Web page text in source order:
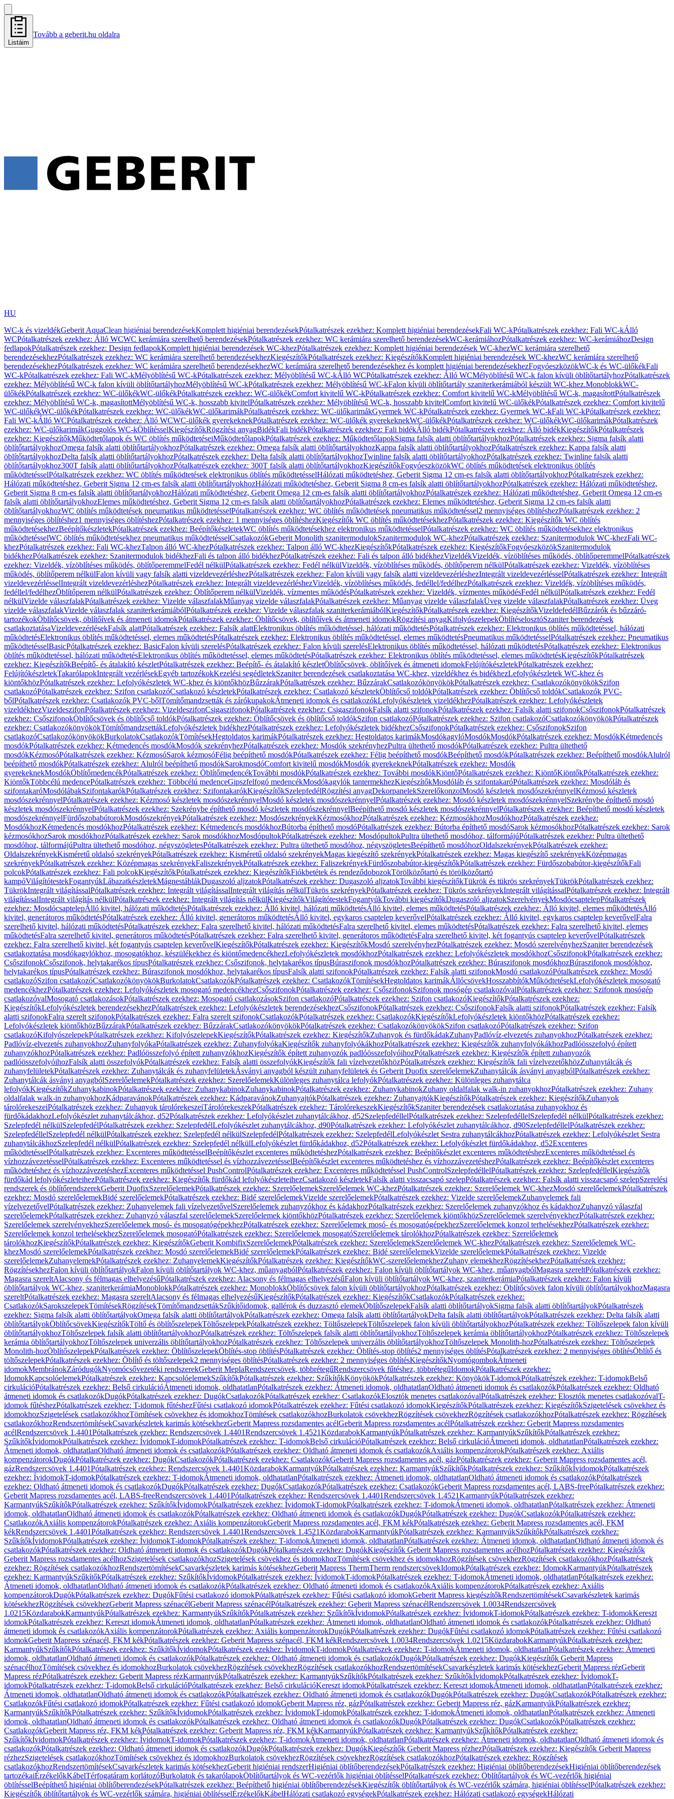
Listáim
Tovább a geberit.hu oldalra
HU
WC-k és vizeldékGeberit AquaClean higiéniai berendezésekKomplett higiéniai berendezésekPótalkatrészek ezekhez: Komplett higiéniai berendezésekFali WC-kPótalkatrészek ezekhez: Fali WC-kÁlló
WCPótalkatrészek ezekhez: Álló WCWC kerámiára szerelhető berendezésekPótalkatrészek ezekhez: WC kerámiára szerelhető berendezésekWC-kerámiáhozPótalkatrészek ezekhez: WC-kerámiáhozDesign
fedlapokPótalkatrészek ezekhez: Design fedlapokKomplett higiéniai berendezések WC-khezPótalkatrészek ezekhez: Komplett higiéniai berendezések WC-khezWC kerámiára szerelhető
berendezésekhezPótalkatrészek ezekhez: WC kerámiára szerelhető berendezésekhezKiegészítőkPótalkatrészek ezekhez: KiegészítőkKomplett higiéniai berendezések WC-khezWC kerámiára szerelhető
berendezésekhezPótalkatrészek ezekhez: WC kerámiára szerelhető berendezésekhezWC kerámiára szerelhető berendezésekhez és komplett higiéniai berendezésekhezFogyóeszközökWC-k és WC-ülőkékFali
WC-kPótalkatrészek ezekhez: Fali WC-kMélyöblítésű WC-kPótalkatrészek ezekhez: Mélyöblítésű WC-kÁlló WCPótalkatrészek ezekhez: Álló WCMélyöblítésű WC-k falon kívüli öblítőtartályhozPótalkatrészek
ezekhez: Mélyöblítésű WC-k falon kívüli öblítőtartályhozMélyöblítésű WC-kPótalkatrészek ezekhez: Mélyöblítésű WC-kFalon kívüli öblítőtartály szaniterkerámiából készült WC-khez.MonoblokkWC-
ülőkékPótalkatrészek ezekhez: WC-ülőkékWC-ülőkékPótalkatrészek ezekhez: WC-ülőkékComfort kivitelű WC-kPótalkatrészek ezekhez: Comfort kivitelű WC-kMélyöblítésű WC-k, magasítottPótalkatrészek
ezekhez: Mélyöblítésű WC-k, magasítottMélyöblítésű WC-k, hosszabb kivitelPótalkatrészek ezekhez: Mélyöblítésű WC-k, hosszabb kivitelComfort kivitelű WC-ülőkékPótalkatrészek ezekhez: Comfort kivitelű
WC-ülőkékWC-ülőkékPótalkatrészek ezekhez: WC-ülőkékWC-ülőkarimákPótalkatrészek ezekhez: WC-ülőkarimákGyermek WC-kPótalkatrészek ezekhez: Gyermek WC-kFali WC-kPótalkatrészek ezekhez:
Fali WC-kÁlló WCPótalkatrészek ezekhez: Álló WCWC-ülőkék gyerekeknekPótalkatrészek ezekhez: WC-ülőkék gyerekeknekWC-ülőkékPótalkatrészek ezekhez: WC-ülőkékWC-ülőkarimákPótalkatrészek
ezekhez: WC-ülőkarimákGuggolós WC-kÖblítésselKiegészítőkRögzítési anyagBidékFali bidékPótalkatrészek ezekhez: Fali bidékÁlló bidékPótalkatrészek ezekhez: Álló bidékKiegészítőkPótalkatrészek
ezekhez: KiegészítőkMűködtetőlapok és WC öblítés működtetéseiMűködtetőlapokPótalkatrészek ezekhez: MűködtetőlapokSigma falsík alatti öblítőtartályokhozPótalkatrészek ezekhez: Sigma falsík alatti
öblítőtartályokhozOmega falsík alatti öblítőtartályokhozPótalkatrészek ezekhez: Omega falsík alatti öblítőtartályokhozKappa falsík alatti öblítőtartályokhozPótalkatrészek ezekhez: Kappa falsík alatti
öblítőtartályokhozDelta falsík alatti öblítőtartályokhozPótalkatrészek ezekhez: Delta falsík alatti öblítőtartályokhozTwinline falsík alatti öblítőtartályokhozPótalkatrészek ezekhez: Twinline falsík alatti
öblítőtartályokhoz300T falsík alatti öblítőtartályokhozPótalkatrészek ezekhez: 300T falsík alatti öblítőtartályokhozKiegészítőkFogyóeszközökWC öblítés működtetések elektronikus öblítés
működtetésselPótalkatrészek ezekhez: WC öblítés működtetések elektronikus öblítés működtetésselHálózati működtetéshez, Geberit Sigma 12 cm-es falsík alatti öblítőtartályokhozPótalkatrészek ezekhez:
Hálózati működtetéshez, Geberit Sigma 12 cm-es falsík alatti öblítőtartályokhozHálózati működtetéshez, Geberit Sigma 8 cm-es falsík alatti öblítőtartályokhozPótalkatrészek ezekhez: Hálózati működtetéshez,
Geberit Sigma 8 cm-es falsík alatti öblítőtartályokhozHálózati működtetéshez, Geberit Omega 12 cm-es falsík alatti öblítőtartályokhozPótalkatrészek ezekhez: Hálózati működtetéshez, Geberit Omega 12 cm-es
falsík alatti öblítőtartályokhozElemes működtetéshez, Geberit Sigma 12 cm-es falsík alatti öblítőtartályokhozPótalkatrészek ezekhez: Elemes működtetéshez, Geberit Sigma 12 cm-es falsík alatti
öblítőtartályokhozWC öblítés működtetések pneumatikus működtetésselPótalkatrészek ezekhez: WC öblítés működtetések pneumatikus működtetéssel2 mennyiséges öblítéshezPótalkatrészek ezekhez: 2
mennyiséges öblítéshez1 mennyiséges öblítéshezPótalkatrészek ezekhez: 1 mennyiséges öblítéshezKiegészítők WC öblítés működtetésekhezPótalkatrészek ezekhez: Kiegészítők WC öblítés
működtetésekhezBeépítőkészletekPótalkatrészek ezekhez: BeépítőkészletekWC öblítés működtetésekhez elektronikus működtetésselPótalkatrészek ezekhez: WC öblítés működtetésekhez elektronikus
működtetésselWC öblítés működtetésekhez pneumatikus működtetésselCsatlakozókGeberit Monolith szanitermodulokSzanitermodulok WC-khezPótalkatrészek ezekhez: Szanitermodulok WC-khezFali WC-
khezPótalkatrészek ezekhez: Fali WC-khezTalpon álló WC-khezPótalkatrészek ezekhez: Talpon álló WC-khezKiegészítőkPótalkatrészek ezekhez: KiegészítőkFogyóeszközökSzanitermodulok
bidékhezPótalkatrészek ezekhez: Szanitermodulok bidékhezFali és talpon álló bidékhezPótalkatrészek ezekhez: Fali és talpon álló bidékhezVizeldékVizeldék, vízöblítéses működés, öblítőperemmelPótalkatrészek
ezekhez: Vizeldék, vízöblítéses működés, öblítőperemmelFedél nélkülPótalkatrészek ezekhez: Fedél nélkülVizeldék, vízöblítéses működés, öblítőperem nélkülPótalkatrészek ezekhez: Vizeldék, vízöblítéses
működés, öblítőperem nélkülFalon kívüli vagy falsík alatti vizeldevezérléshezPótalkatrészek ezekhez: Falon kívüli vagy falsík alatti vizeldevezérléshezIntegrált vizeldevezérlésselPótalkatrészek ezekhez: Integrált
vizeldevezérlésselIntegrált vizeldevezérléshezPótalkatrészek ezekhez: Integrált vizeldevezérléshezVizeldék, vízöblítéses működés, fedéllel/fedélhezPótalkatrészek ezekhez: Vizeldék, vízöblítéses működés,
fedéllel/fedélhezÖblítőperem nélkülPótalkatrészek ezekhez: Öblítőperem nélkülVizeldék, vízmentes működésPótalkatrészek ezekhez: Vizeldék, vízmentes működésFedél nélkülPótalkatrészek ezekhez: Fedél
nélkülVizelde válaszfalakPótalkatrészek ezekhez: Vizelde válaszfalakMűanyag vizelde válaszfalakPótalkatrészek ezekhez: Műanyag vizelde válaszfalakÜveg vizelde válaszfalakPótalkatrészek ezekhez: Üveg
vizelde válaszfalakVizelde válaszfalak szaniterkerámiábólPótalkatrészek ezekhez: Vizelde válaszfalak szaniterkerámiábólKiegészítőkPótalkatrészek ezekhez: KiegészítőkVizeldefedélBűzzárók és bűzzáró-
tartozékokÖblítőcsövek, öblítőívek és átmeneti idomokPótalkatrészek ezekhez: Öblítőcsövek, öblítőívek és átmeneti idomokRögzítési anyagKifolyószelepekÖblítéselosztóSzaniter berendezések
csatlakoztatásaVizeldevezérlésekFalsík alattPótalkatrészek ezekhez: Falsík alattElektronikus öblítés működtetéssel, hálózati működtetésPótalkatrészek ezekhez: Elektronikus öblítés működtetéssel, hálózati
működtetésElektronikus öblítés működtetéssel, elemes működtetésPótalkatrészek ezekhez: Elektronikus öblítés működtetéssel, elemes működtetésPneumatikus működtetésselPótalkatrészek ezekhez: Pneumatikus
működtetésselBasicPótalkatrészek ezekhez: BasicFalon kívüli szerelésPótalkatrészek ezekhez: Falon kívüli szerelésElektronikus öblítés működtetéssel, hálózati működtetésPótalkatrészek ezekhez: Elektronikus
öblítés működtetéssel, hálózati működtetésElektronikus öblítés működtetéssel, elemes működtetésPótalkatrészek ezekhez: Elektronikus öblítés működtetéssel, elemes működtetésKiegészítőkPótalkatrészek
ezekhez: KiegészítőkBeépítő- és átalakító készletPótalkatrészek ezekhez: Beépítő- és átalakító készletÖblítőcsövek, öblítőívek és átmeneti idomokFelújítókészletekPótalkatrészek ezekhez:
FelújítókészletekTakarólapokIntegrált vezérlésekEgyéb tartozékokKezelési segédletekSzaniter berendezések csatlakoztatása WC-khez, vizeldékhez és bidékhezLefolyókészletek WC-khez és
kiöntőkhözPótalkatrészek ezekhez: Lefolyókészletek WC-khez és kiöntőkhözBűzzárakPótalkatrészek ezekhez: BűzzárakCsatlakozókönyökökPótalkatrészek ezekhez: CsatlakozókönyökökSzifon
csatlakozóPótalkatrészek ezekhez: Szifon csatlakozóCsatlakozó készletekPótalkatrészek ezekhez: Csatlakozó készletekÖblítőcső toldókPótalkatrészek ezekhez: Öblítőcső toldókCsatlakozók PVC-
bőlPótalkatrészek ezekhez: Csatlakozók PVC-bőlTömítőmandzsetták és zárókupakokÁtmeneti idomok és csatlakozókLefolyókészletek vizeldékhezPótalkatrészek ezekhez: Lefolyókészletek
vizeldékhezVizeldeszifonPótalkatrészek ezekhez: VizeldeszifonCsigaszifonokPótalkatrészek ezekhez: CsigaszifonokFalsík alatti szifonokPótalkatrészek ezekhez: Falsík alatti szifonokCsőszifonokPótalkatrészek
ezekhez: CsőszifonokÖblítőcsövek és öblítőcső toldókPótalkatrészek ezekhez: Öblítőcsövek és öblítőcső toldókSzifon csatlakozóPótalkatrészek ezekhez: Szifon csatlakozóCsatlakozókönyökökPótalkatrészek
ezekhez: CsatlakozókönyökökTömítőmandzsettákLefolyókészletek bidékhezPótalkatrészek ezekhez: Lefolyókészletek bidékhezCsőszifonokPótalkatrészek ezekhez: CsőszifonokSzifon
csatlakozóCsatlakozókönyökökBurkolatokCsatlakozókTömítésekHegtoldatos karimákPótalkatrészek ezekhez: Hegtoldatos karimákMosdókagylóMosdókMosdókPótalkatrészek ezekhez: MosdókKétmedencés
mosdókPótalkatrészek ezekhez: Kétmedencés mosdókMosdók szekrényhezPótalkatrészek ezekhez: Mosdók szekrényhezPultra ültethető mosdókPótalkatrészek ezekhez: Pultra ültethető
mosdókKézmosóPótalkatrészek ezekhez: KézmosóSarok kézmosóFélig beépíthető mosdókPótalkatrészek ezekhez: Félig beépíthető mosdókBeépíthető mosdókPótalkatrészek ezekhez: Beépíthető mosdókAlulról
beépíthető mosdókPótalkatrészek ezekhez: Alulról beépíthető mosdókSarokmosdóComfort kivitelű mosdókMosdók gyerekeknekPótalkatrészek ezekhez: Mosdók
gyerekeknekMosdókÖblítőmedencékPótalkatrészek ezekhez: ÖblítőmedencékTovábbi mosdókPótalkatrészek ezekhez: További mosdókKiöntőPótalkatrészek ezekhez: KiöntőKiöntőkPótalkatrészek ezekhez:
KiöntőkTöbbcélú medencePótalkatrészek ezekhez: Többcélú medenceGipszfelfogó medencékMosdókagylók tantermekhezKiegészítőkMosdóláb és szifontakaróPótalkatrészek ezekhez: Mosdóláb és
szifontakaróMosdólábakSzifontakarókPótalkatrészek ezekhez: SzifontakarókKiegészítőkSzelepfedélRögzítési anyagDekorpanelekSzerelőkonzolMosdó készletek mosdószekrénnyelKézmosó készletek
mosdószekrénnyelPótalkatrészek ezekhez: Kézmosó készletek mosdószekrénnyelMosdó készletek mosdószekrénnyelPótalkatrészek ezekhez: Mosdó készletek mosdószekrénnyelSzekrénybe építhető mosdó
készletek mosdószekrénnyelPótalkatrészek ezekhez: Szekrénybe építhető mosdó készletek mosdószekrénnyelBeépíthető mosdó készletek mosdószekrénnyelPótalkatrészek ezekhez: Beépíthető mosdó készletek
mosdószekrénnyelFürdőszobabútorokMosdószekrényekPótalkatrészek ezekhez: MosdószekrényekKézmosókhozPótalkatrészek ezekhez: KézmosókhozMosdókhozPótalkatrészek ezekhez:
MosdókhozKétmedencés mosdókhozPótalkatrészek ezekhez: Kétmedencés mosdókhozBútorba építhető mosdóPótalkatrészek ezekhez: Bútorba építhető mosdóSarok kézmosókhozPótalkatrészek ezekhez: Sarok
kézmosókhozSarok mosdókhozPótalkatrészek ezekhez: Sarok mosdókhozMosdópultokPótalkatrészek ezekhez: MosdópultokPultra ültethető mosdóhoz, tálformájúPótalkatrészek ezekhez: Pultra ültethető
mosdóhoz, tálformájúPultra ültethető mosdóhoz, négyszögletesPótalkatrészek ezekhez: Pultra ültethető mosdóhoz, négyszögletesBeépíthető mosdóhozOldalszekrényekPótalkatrészek ezekhez:
OldalszekrényekKisméretű oldalsó szekrényekPótalkatrészek ezekhez: Kisméretű oldalsó szekrényekMagas kiegészítő szekrényekPótalkatrészek ezekhez: Magas kiegészítő szekrényekKözépmagas
szekrényekPótalkatrészek ezekhez: Középmagas szekrényekFaliszekrényekPótalkatrészek ezekhez: FaliszekrényekFürdőszobabútor-kiegészítőkPótalkatrészek ezekhez: Fürdőszobabútor-kiegészítőkFali
polcokPótalkatrészek ezekhez: Fali polcokKiegészítőkPótalkatrészek ezekhez: KiegészítőkFiókbetétek és rendeződobozokTörölközőtartó és törölközőtartó
kampóVilágítótestekFogantyúkLábazatkészletekMágnestáblákDugaszoló aljzatokPótalkatrészek ezekhez: Dugaszoló aljzatokTovábbi kiegészítőkTükrök és tükrös szekrényekTükrökPótalkatrészek ezekhez:
TükrökIntegrált világítássalPótalkatrészek ezekhez: Integrált világítássalIntegrált világítás nélkülTükrös szekrényekPótalkatrészek ezekhez: Tükrös szekrényekIntegrált világítássalPótalkatrészek ezekhez: Integrált
világítássalIntegrált világítás nélkülPótalkatrészek ezekhez: Integrált világítás nélkülKiegészítőkVilágítótestekFogantyúkTovábbi kiegészítőkDugaszoló aljzatokSzerelvényekMosdócsaptelepPótalkatrészek
ezekhez: MosdócsaptelepÁlló kivitel, hálózati működtetésPótalkatrészek ezekhez: Álló kivitel, hálózati működtetésÁlló kivitel, elemes működtetésPótalkatrészek ezekhez: Álló kivitel, elemes működtetésÁlló
kivitel, generátoros működtetésPótalkatrészek ezekhez: Álló kivitel, generátoros működtetésÁlló kivitel, egykaros csaptelep keverővelPótalkatrészek ezekhez: Álló kivitel, egykaros csaptelep keverővelFalra
szerelhető kivitel, hálózati működtetésPótalkatrészek ezekhez: Falra szerelhető kivitel, hálózati működtetésFalra szerelhető kivitel, elemes működtetésPótalkatrészek ezekhez: Falra szerelhető kivitel, elemes
működtetésFalra szerelhető kivitel, generátoros működtetésPótalkatrészek ezekhez: Falra szerelhető kivitel, generátoros működtetésFalra szerelhető kivitel, két fogantyús csaptelep keverővelPótalkatrészek
ezekhez: Falra szerelhető kivitel, két fogantyús csaptelep keverővelKiegészítőkPótalkatrészek ezekhez: KiegészítőkMosdó szerelvényhezPótalkatrészek ezekhez: Mosdó szerelvényhezSzaniter berendezések
csatlakoztatása mosdókagylókhoz, mosogatókhoz, készülékekhez és kiöntőmedencékhezLefolyókészletek mosdókhozPótalkatrészek ezekhez: Lefolyókészletek mosdókhozCsőszifonokPótalkatrészek ezekhez:
CsőszifonokCsőszifonok, helytakarékos típusPótalkatrészek ezekhez: Csőszifonok, helytakarékos típusBúraszifonok mosdókhozPótalkatrészek ezekhez: Búraszifonok mosdókhozBúraszifonok mosdókhoz,
helytakarékos típusPótalkatrészek ezekhez: Búraszifonok mosdókhoz, helytakarékos típusFalsík alatti szifonokPótalkatrészek ezekhez: Falsík alatti szifonokMosdó csatlakozóPótalkatrészek ezekhez: Mosdó
csatlakozóSzifon csatlakozóCsatlakozókönyökökBurkolatokCsatlakozókPótalkatrészek ezekhez: CsatlakozókTömítésekHegtoldatos karimákÁllócsövekHosszabbítókMűködtetésekLefolyókészletek mosogató
medencékhezPótalkatrészek ezekhez: Lefolyókészletek mosogató medencékhezCsőszifonokPótalkatrészek ezekhez: CsőszifonokSzifonok mosógép csatlakozóvalPótalkatrészek ezekhez: Szifonok mosógép
csatlakozóvalMosogató csatlakozásokPótalkatrészek ezekhez: Mosogató csatlakozásokSzifon csatlakozóPótalkatrészek ezekhez: Szifon csatlakozóKiegészítőkPótalkatrészek ezekhez:
KiegészítőkLefolyókészletek berendezésekhezPótalkatrészek ezekhez: Lefolyókészletek berendezésekhezCsőszifonokPótalkatrészek ezekhez: CsőszifonokFalsík alatti szifonokPótalkatrészek ezekhez: Falsík
alatti szifonokFalra szerelt szifonokPótalkatrészek ezekhez: Falra szerelt szifonokCsatlakozókPótalkatrészek ezekhez: CsatlakozókKiegészítőkLefolyókészletek kiöntőkhözPótalkatrészek ezekhez:
Lefolyókészletek kiöntőkhözBűzzárakPótalkatrészek ezekhez: BűzzárakCsatlakozókönyökökPótalkatrészek ezekhez: CsatlakozókönyökökSzifon csatlakozóPótalkatrészek ezekhez: Szifon
csatlakozóKifolyószelepekPótalkatrészek ezekhez: KifolyószelepekKiegészítőkPótalkatrészek ezekhez: KiegészítőkZuhanyok és fürdőkádakZuhanyPadlóvíz-elvezetés zuhanyokhozPótalkatrészek ezekhez:
Padlóvíz-elvezetés zuhanyokhozZuhanyfolyókaPótalkatrészek ezekhez: ZuhanyfolyókaKiegészítők zuhanyfolyókákhozPótalkatrészek ezekhez: Kiegészítők zuhanyfolyókákhozPadlóösszefolyó épített
zuhanyzókhozPótalkatrészek ezekhez: Padlóösszefolyó épített zuhanyzókhozKiegészítők épített zuhanyozók padlóösszefolyóihozPótalkatrészek ezekhez: Kiegészítők épített zuhanyozók
padlóösszefolyóihozFalsík alatti összefolyókPótalkatrészek ezekhez: Falsík alatti összefolyókKiegészítők fali vízelvezetőkhözPótalkatrészek ezekhez: Kiegészítők fali vízelvezetőkhözZuhanytálcák és
zuhanyfelületekPótalkatrészek ezekhez: Zuhanytálcák és zuhanyfelületekÁsványi anyagból készült zuhanyfelületek és Geberit Duofix szerelőelemekZuhanytálcák ásványi anyagbólPótalkatrészek ezekhez:
Zuhanytálcák ásványi anyagbólSzerelőelemekPótalkatrészek ezekhez: SzerelőelemekKülönleges zuhanytálca lefolyókPótalkatrészek ezekhez: Különleges zuhanytálca
lefolyókKiegészítőkZuhanykabinokPótalkatrészek ezekhez: ZuhanykabinokZuhanykabinokPótalkatrészek ezekhez: ZuhanykabinokZuhany oldalfalak walk-in zuhanyokhozPótalkatrészek ezekhez: Zuhany
oldalfalak walk-in zuhanyokhozKádparavánokPótalkatrészek ezekhez: KádparavánokZuhanyajtókPótalkatrészek ezekhez: ZuhanyajtókKiegészítőkPótalkatrészek ezekhez: KiegészítőkZuhanyok
tárolórekeszeiPótalkatrészek ezekhez: Zuhanyok tárolórekeszeiTárolórekeszekPótalkatrészek ezekhez: TárolórekeszekKiegészítőkSzaniter berendezések csatlakoztatása zuhanyokhoz és
fürdőkádakhozLefolyókészlet zuhanytálcákhoz, d52Pótalkatrészek ezekhez: Lefolyókészlet zuhanytálcákhoz, d52SzelepfedéllelPótalkatrészek ezekhez: SzelepfedéllelSzelepfedél nélkülPótalkatrészek ezekhez:
Szelepfedél nélkülSzelepfedélPótalkatrészek ezekhez: SzelepfedélLefolyókészlet zuhanytálcákhoz, d90Pótalkatrészek ezekhez: Lefolyókészlet zuhanytálcákhoz, d90SzelepfedéllelPótalkatrészek ezekhez:
SzelepfedéllelSzelepfedél nélkülPótalkatrészek ezekhez: Szelepfedél nélkülSzelepfedélPótalkatrészek ezekhez: SzelepfedélLefolyókészlet Sestra zuhanytálcákhozPótalkatrészek ezekhez: Lefolyókészlet Sestra
zuhanytálcákhozSzelepfedél nélkülPótalkatrészek ezekhez: Szelepfedél nélkülLefolyókészlet fürdőkádakhoz, d52Pótalkatrészek ezekhez: Lefolyókészlet fürdőkádakhoz, d52Excenteres
működtetésselPótalkatrészek ezekhez: Excenteres működtetésselBeépítőkészlet excenteres működtetéshezPótalkatrészek ezekhez: Beépítőkészlet excenteres működtetéshezExcenteres működtetéssel és
vízhozzávezetésselPótalkatrészek ezekhez: Excenteres működtetéssel és vízhozzávezetésselBeépítőkészlet excenteres működtetéshez és vízhozzávezetéshezPótalkatrészek ezekhez: Beépítőkészlet excenteres
működtetéshez és vízhozzávezetéshezExcenteres működtetéssel PushControlPótalkatrészek ezekhez: Excenteres működtetéssel PushControlSzelepfedéllelPótalkatrészek ezekhez: SzelepfedéllelKiegészítők
fürdőkád lefolyókészleteihezPótalkatrészek ezekhez: Kiegészítők fürdőkád lefolyókészleteihezCsatlakozó készletekFalsík alatti visszacsapó szelepPótalkatrészek ezekhez: Falsík alatti visszacsapó szelepSzerelési
rendszerek és öblítőrendszerekGeberit DuofixSzerelőelemekPótalkatrészek ezekhez: SzerelőelemekSzerelőelemek WC-khezPótalkatrészek ezekhez: Szerelőelemek WC-khezMosdó szerelőelemekPótalkatrészek
ezekhez: Mosdó szerelőelemekBidé szerelőelemekPótalkatrészek ezekhez: Bidé szerelőelemekVizelde szerelőelemekPótalkatrészek ezekhez: Vizelde szerelőelemekZuhanyelemek fali
vízelvezetővelPótalkatrészek ezekhez: Zuhanyelemek fali vízelvezetővelSzerelőelemek zuhanyzókhoz és kádakhozPótalkatrészek ezekhez: Szerelőelemek zuhanyzókhoz és kádakhozZuhanyzó válaszfal
szerelőelemekPótalkatrészek ezekhez: Zuhanyzó válaszfal szerelőelemekSzerelőelemek kiöntőkhözPótalkatrészek ezekhez: Szerelőelemek kiöntőkhözSzerelőelemek szerelvényekhezPótalkatrészek ezekhez:
Szerelőelemek szerelvényekhezSzerelőelemek mosó- és mosogatógépekhezPótalkatrészek ezekhez: Szerelőelemek mosó- és mosogatógépekhezSzerelőelemek konzol terhelésekhezPótalkatrészek ezekhez:
Szerelőelemek konzol terhelésekhezSzerelőelemek mosogatóPótalkatrészek ezekhez: Szerelőelemek mosogatóSzerelőelemek tárolókhozPótalkatrészek ezekhez: Szerelőelemek
tárolókhozKiegészítőkPótalkatrészek ezekhez: KiegészítőkGeberit KombifixSzerelőelemekPótalkatrészek ezekhez: SzerelőelemekSzerelőelemek WC-khezPótalkatrészek ezekhez: Szerelőelemek WC-
khezMosdó szerelőelemekPótalkatrészek ezekhez: Mosdó szerelőelemekBidé szerelőelemekPótalkatrészek ezekhez: Bidé szerelőelemekVizelde szerelőelemekPótalkatrészek ezekhez: Vizelde
szerelőelemekZuhanyelemekPótalkatrészek ezekhez: ZuhanyelemekKiegészítőkPótalkatrészek ezekhez: KiegészítőkWC-szerelőelemekhezZuhany elemekhezRögzítésekhezPótalkatrészek ezekhez:
RögzítésekhezFalon kívüli öblítőtartályokFalon kívüli öblítőtartályok WC-khez, műanyagbólPótalkatrészek ezekhez: Falon kívüli öblítőtartályok WC-khez, műanyagbólMagasra szereltPótalkatrészek ezekhez:
Magasra szereltAlacsony és félmagas elhelyezésűPótalkatrészek ezekhez: Alacsony és félmagas elhelyezésűFalon kívüli öblítőtartályok WC-khez, szaniterkerámiaPótalkatrészek ezekhez: Falon kívüli
öblítőtartályok WC-khez, szaniterkerámiaMonoblokkPótalkatrészek ezekhez: MonoblokkÖblítőcsövek falon kívüli öblítőtartályokhozPótalkatrészek ezekhez: Öblítőcsövek falon kívüli öblítőtartályokhozMagasra
szereltPótalkatrészek ezekhez: Magasra szereltAlacsony és félmagas elhelyezésűKiegészítőkPótalkatrészek ezekhez: KiegészítőkCsatlakozókPótalkatrészek ezekhez:
CsatlakozókSarokszelepekTömítésekRögzítésekTömítőmandzsettákSzűkítőidomok, gallérok és duzzasztó elemekÖblítőszelepekFalsík alatti öblítőtartályokSigma falsík alatti öblítőtartályokPótalkatrészek
ezekhez: Sigma falsík alatti öblítőtartályokOmega falsík alatti öblítőtartályokPótalkatrészek ezekhez: Omega falsík alatti öblítőtartályokDelta falsík alatti öblítőtartályokPótalkatrészek ezekhez: Delta falsík alatti
öblítőtartályokÖblítőcsövekKiegészítőkTöltő és öblítőszelepekTöltőszelepekPótalkatrészek ezekhez: TöltőszelepekTöltőszelepek falon kívüli öblítőtartályokhozPótalkatrészek ezekhez: Töltőszelepek falon kívüli
öblítőtartályokhozTöltőszelepek falsík alatti öblítőtartályokhozPótalkatrészek ezekhez: Töltőszelepek falsík alatti öblítőtartályokhozTöltőszelepek kerámia öblítőtartályokhozPótalkatrészek ezekhez: Töltőszelepek
kerámia öblítőtartályokhozTöltőszelepek univerzális öblítőtartályokhozPótalkatrészek ezekhez: Töltőszelepek univerzális öblítőtartályokhozTöltőszelepek Monolith-hozPótalkatrészek ezekhez: Töltőszelepek
Monolith-hozÖblítőszelepekPótalkatrészek ezekhez: ÖblítőszelepekÖblítés-stop öblítésPótalkatrészek ezekhez: Öblítés-stop öblítés2 mennyiséges öblítésPótalkatrészek ezekhez: 2 mennyiséges öblítésÖblítő és
töltőszelepekPótalkatrészek ezekhez: Öblítő és töltőszelepek2 mennyiséges öblítésPótalkatrészek ezekhez: 2 mennyiséges öblítésKiegészítőkNyomógombokÁtmeneti
idomokMembránokZáródugókNyomócsővezetéki rendszerekGeberit MeplaRendszercsövek, többrétegűRendszercsövek fűtéshez, többrétegűIdomokPótalkatrészek ezekhez:
IdomokKapcsolóelemekPótalkatrészek ezekhez: KapcsolóelemekSzűkítőkPótalkatrészek ezekhez: SzűkítőkKönyökökPótalkatrészek ezekhez: KönyökökT-idomokPótalkatrészek ezekhez: T-idomokBelső
cirkulációPótalkatrészek ezekhez: Belső cirkulációÁtmeneti idomok, oldhatatlanPótalkatrészek ezekhez: Átmeneti idomok, oldhatatlanOldható átmeneti idomok és csatlakozókPótalkatrészek ezekhez: Oldható
átmeneti idomok és csatlakozókDugókPótalkatrészek ezekhez: DugókCsatlakozókPótalkatrészek ezekhez: CsatlakozókElosztók menetes csatlakozóvalPótalkatrészek ezekhez: Elosztók menetes csatlakozóvalT-
idomok fűtéshezPótalkatrészek ezekhez: T-idomok fűtéshezFűtési csatlakozó idomokPótalkatrészek ezekhez: Fűtési csatlakozó idomokKiegészítőkPótalkatrészek ezekhez: KiegészítőkSzigetelések csövekhez és
idomokhozSzigetelések csatlakozókhozTömítések csövekhez és idomokhozTömítések csatlakozókhozBurkolatok csövekhezRögzítések csövekhezRögzítések csatlakozókhozPótalkatrészek ezekhez: Rögzítések
csatlakozókhozRendszertömítésekCsavarkészletek karimás kötésekhezGeberit Mapress rozsdamentes acélGeberit Mapress rozsdamentes acélPótalkatrészek ezekhez: Geberit Mapress rozsdamentes
acélRendszercsövek 1.4401Pótalkatrészek ezekhez: Rendszercsövek 1.4401Rendszercsövek 1.4521KözdarabokKarmantyúkPótalkatrészek ezekhez: KarmantyúkSzűkítőkPótalkatrészek ezekhez:
SzűkítőkÍvidomokPótalkatrészek ezekhez: ÍvidomokT-idomokPótalkatrészek ezekhez: T-idomokBelső cirkulációPótalkatrészek ezekhez: Belső cirkulációÁtmeneti idomok, oldhatatlanPótalkatrészek ezekhez:
Átmeneti idomok, oldhatatlanOldható átmeneti idomok és csatlakozókPótalkatrészek ezekhez: Oldható átmeneti idomok és csatlakozókAxiális kompenzátorokPótalkatrészek ezekhez: Axiális
kompenzátorokDugókPótalkatrészek ezekhez: DugókCsatlakozókPótalkatrészek ezekhez: CsatlakozókGeberit Mapress rozsdamentes acél, gázPótalkatrészek ezekhez: Geberit Mapress rozsdamentes acél,
gázRendszercsövek 1.4401Pótalkatrészek ezekhez: Rendszercsövek 1.4401KözdarabokKarmantyúkPótalkatrészek ezekhez: KarmantyúkSzűkítőkPótalkatrészek ezekhez: SzűkítőkÍvidomokPótalkatrészek
ezekhez: ÍvidomokT-idomokPótalkatrészek ezekhez: T-idomokÁtmeneti idomok, oldhatatlanPótalkatrészek ezekhez: Átmeneti idomok, oldhatatlanOldható átmeneti idomok és csatlakozókPótalkatrészek
ezekhez: Oldható átmeneti idomok és csatlakozókDugókPótalkatrészek ezekhez: DugókCsatlakozókPótalkatrészek ezekhez: CsatlakozókGeberit Mapress rozsdamentes acél, LABS-freePótalkatrészek ezekhez:
Geberit Mapress rozsdamentes acél, LABS-freeRendszercsövek 1.4401Pótalkatrészek ezekhez: Rendszercsövek 1.4401Rendszercsövek 1.4521KarmantyúkPótalkatrészek ezekhez:
KarmantyúkSzűkítőkPótalkatrészek ezekhez: SzűkítőkÍvidomokPótalkatrészek ezekhez: ÍvidomokT-idomokPótalkatrészek ezekhez: T-idomokÁtmeneti idomok, oldhatatlanPótalkatrészek ezekhez: Átmeneti
idomok, oldhatatlanOldható átmeneti idomok és csatlakozókPótalkatrészek ezekhez: Oldható átmeneti idomok és csatlakozókDugókPótalkatrészek ezekhez: DugókCsatlakozókPótalkatrészek ezekhez:
CsatlakozókAxiális kompenzátorokPótalkatrészek ezekhez: Axiális kompenzátorokGeberit Mapress rozsdamentes acél, FKM kékPótalkatrészek ezekhez: Geberit Mapress rozsdamentes acél, FKM
kékRendszercsövek 1.4401Pótalkatrészek ezekhez: Rendszercsövek 1.4401Rendszercsövek 1.4521KözdarabokKarmantyúkPótalkatrészek ezekhez: KarmantyúkSzűkítőkPótalkatrészek ezekhez:
SzűkítőkÍvidomokPótalkatrészek ezekhez: ÍvidomokT-idomokPótalkatrészek ezekhez: T-idomokÁtmeneti idomok, oldhatatlanPótalkatrészek ezekhez: Átmeneti idomok, oldhatatlanOldható átmeneti idomok és
csatlakozókPótalkatrészek ezekhez: Oldható átmeneti idomok és csatlakozókDugókPótalkatrészek ezekhez: DugókKiegészítők Geberit Mapress rozsdamentes acélhozPótalkatrészek ezekhez: Kiegészítők
Geberit Mapress rozsdamentes acélhozSzigetelések csatlakozókhozSzigetelések csövekhez és idomokhozTömítések csövekhez és idomokhozRögzítések csövekhezRögzítések csatlakozókhozPótalkatrészek
ezekhez: Rögzítések csatlakozókhozRendszertömítésekCsavarkészletek karimás kötésekhezGeberit Mapress ThermTherm rendszercsövekIdomokPótalkatrészek ezekhez: IdomokKarmantyúkPótalkatrészek
ezekhez: KarmantyúkSzűkítőkPótalkatrészek ezekhez: SzűkítőkÍvidomokPótalkatrészek ezekhez: ÍvidomokT-idomokPótalkatrészek ezekhez: T-idomokÁtmeneti idomok, oldhatatlanPótalkatrészek ezekhez:
Átmeneti idomok, oldhatatlanOldható átmeneti idomok és csatlakozókPótalkatrészek ezekhez: Oldható átmeneti idomok és csatlakozókAxiális kompenzátorokPótalkatrészek ezekhez: Axiális
kompenzátorokDugókPótalkatrészek ezekhez: DugókFűtési csatlakozó idomokPótalkatrészek ezekhez: Fűtési csatlakozó idomokGeberit Mapress kiegészítőkRendszertömítésekCsavarkészletek karimás
kötésekhezRögzítések csövekhezGeberit Mapress szénacélGeberit Mapress szénacélPótalkatrészek ezekhez: Geberit Mapress szénacélRendszercsövek 1.0034Rendszercsövek
1.0215KözdarabokKarmantyúkPótalkatrészek ezekhez: KarmantyúkSzűkítőkPótalkatrészek ezekhez: SzűkítőkÍvidomokPótalkatrészek ezekhez: ÍvidomokT-idomokPótalkatrészek ezekhez: T-idomokKereszt
idomokPótalkatrészek ezekhez: Kereszt idomokÁtmeneti idomok, oldhatatlanPótalkatrészek ezekhez: Átmeneti idomok, oldhatatlanOldható átmeneti idomok és csatlakozókPótalkatrészek ezekhez: Oldható
átmeneti idomok és csatlakozókAxiális kompenzátorokPótalkatrészek ezekhez: Axiális kompenzátorokDugókPótalkatrészek ezekhez: DugókFűtési csatlakozó idomokPótalkatrészek ezekhez: Fűtési csatlakozó
idomokGeberit Mapress szénacél, FKM kékPótalkatrészek ezekhez: Geberit Mapress szénacél, FKM kékRendszercsövek 1.0034Rendszercsövek 1.0215KözdarabokKarmantyúkPótalkatrészek ezekhez:
KarmantyúkSzűkítőkPótalkatrészek ezekhez: SzűkítőkÍvidomokPótalkatrészek ezekhez: ÍvidomokT-idomokPótalkatrészek ezekhez: T-idomokÁtmeneti idomok, oldhatatlanPótalkatrészek ezekhez: Átmeneti
idomok, oldhatatlanOldható átmeneti idomok és csatlakozókPótalkatrészek ezekhez: Oldható átmeneti idomok és csatlakozókDugókPótalkatrészek ezekhez: DugókKiegészítők Geberit Mapress
szénacélhozTömítések csövekhez és idomokhozBurkolatok csövekhezRögzítések csövekhezRögzítések csatlakozókhozRendszertömítésekCsavarkészletek karimás kötésekhezGeberit Mapress rézGeberit
Mapress rézPótalkatrészek ezekhez: Geberit Mapress rézKarmantyúkPótalkatrészek ezekhez: KarmantyúkSzűkítőkPótalkatrészek ezekhez: SzűkítőkÍvidomokPótalkatrészek ezekhez: ÍvidomokT-
idomokPótalkatrészek ezekhez: T-idomokBelső cirkulációPótalkatrészek ezekhez: Belső cirkulációKereszt idomokPótalkatrészek ezekhez: Kereszt idomokÁtmeneti idomok, oldhatatlanPótalkatrészek ezekhez:
Átmeneti idomok, oldhatatlanOldható átmeneti idomok és csatlakozókPótalkatrészek ezekhez: Oldható átmeneti idomok és csatlakozókDugókPótalkatrészek ezekhez: DugókCsatlakozókPótalkatrészek ezekhez:
CsatlakozókFűtési csatlakozó idomokPótalkatrészek ezekhez: Fűtési csatlakozó idomokGeberit Mapress réz, gázPótalkatrészek ezekhez: Geberit Mapress réz, gázKarmantyúkPótalkatrészek ezekhez:
KarmantyúkSzűkítőkPótalkatrészek ezekhez: SzűkítőkÍvidomokPótalkatrészek ezekhez: ÍvidomokT-idomokPótalkatrészek ezekhez: T-idomokÁtmeneti idomok, oldhatatlanPótalkatrészek ezekhez: Átmeneti
idomok, oldhatatlanOldható átmeneti idomok és csatlakozókPótalkatrészek ezekhez: Oldható átmeneti idomok és csatlakozókDugókPótalkatrészek ezekhez: DugókCsatlakozókPótalkatrészek ezekhez:
CsatlakozókGeberit Mapress réz, FKM kékPótalkatrészek ezekhez: Geberit Mapress réz, FKM kékKarmantyúkPótalkatrészek ezekhez: KarmantyúkSzűkítőkPótalkatrészek ezekhez:
SzűkítőkÍvidomokPótalkatrészek ezekhez: ÍvidomokT-idomokPótalkatrészek ezekhez: T-idomokÁtmeneti idomok, oldhatatlanPótalkatrészek ezekhez: Átmeneti idomok, oldhatatlanOldható átmeneti idomok és
csatlakozókPótalkatrészek ezekhez: Oldható átmeneti idomok és csatlakozókDugókPótalkatrészek ezekhez: DugókKiegészítők Geberit Mapress rézhezPótalkatrészek ezekhez: Kiegészítők Geberit Mapress
rézhezSzigetelések csatlakozókhozTömítések csövekhez és idomokhozBurkolatok csövekhezRögzítések csövekhezRögzítések csatlakozókhozPótalkatrészek ezekhez: Rögzítések
csatlakozókhozRendszertömítésekCsavarkészletek karimás kötésekhezGeberit higiéniai rendszerHigiéniai öblítőberendezésekPótalkatrészek ezekhez: Higiéniai öblítőberendezésekHigiéniai öblítőberendezések
tartozékaiÉrzékelőkKábelTérfogatáram korlátozóBurkolatok és takarólapokÖblítőtartályok és WC-vezérlők higiéniai öblítésselPótalkatrészek ezekhez: Öblítőtartályok és WC-vezérlők higiéniai
öblítésselBeépíthető higiéniai öblítőberendezésekPótalkatrészek ezekhez: Beépíthető higiéniai öblítőberendezésekKiegészítők öblítőtartályok és WC-vezérlők számára, higiéniai öblítésselPótalkatrészek ezekhez:
Kiegészítők öblítőtartályok és WC-vezérlők számára, higiéniai öblítésselÉrzékelőkKábelHálózati csatlakozó egységekPótalkatrészek ezekhez: Hálózati csatlakozó egységekHálózati